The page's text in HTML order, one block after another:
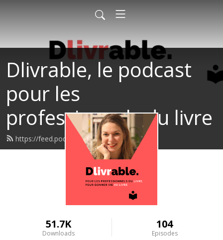
Dlivrable, le podcast
pour les
professionnels du livre
https://feed.podbean.com/dlivrable/feed.xml
51.7K
Downloads
104
Episodes